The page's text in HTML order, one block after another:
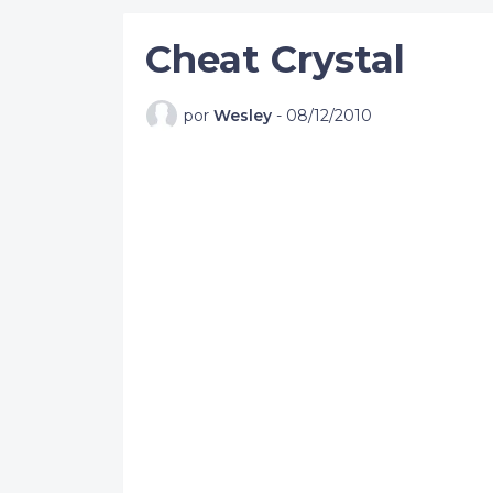
Cheat Crystal
por Wesley - 08/12/2010